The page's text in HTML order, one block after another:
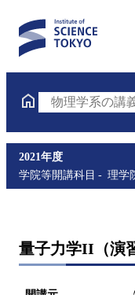
物理学系の講
2021年度
学院等開講科目
理学
量子力学II（演